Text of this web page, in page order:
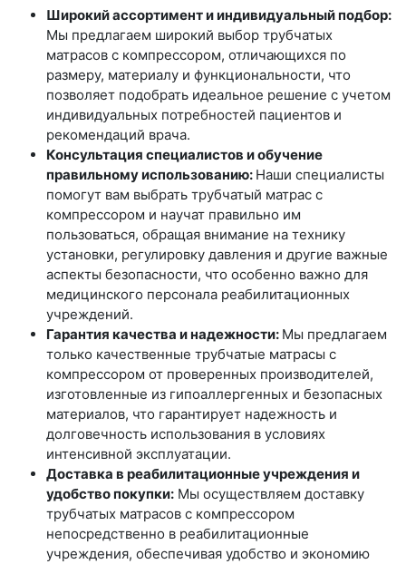
Широкий ассортимент и индивидуальный подбор:
Мы предлагаем широкий выбор трубчатых
матрасов с компрессором, отличающихся по
размеру, материалу и функциональности, что
позволяет подобрать идеальное решение с учетом
индивидуальных потребностей пациентов и
рекомендаций врача.
Консультация специалистов и обучение
правильному использованию: Наши специалисты
помогут вам выбрать трубчатый матрас с
компрессором и научат правильно им
пользоваться, обращая внимание на технику
установки, регулировку давления и другие важные
аспекты безопасности, что особенно важно для
медицинского персонала реабилитационных
учреждений.
Гарантия качества и надежности: Мы предлагаем
только качественные трубчатые матрасы с
компрессором от проверенных производителей,
изготовленные из гипоаллергенных и безопасных
материалов, что гарантирует надежность и
долговечность использования в условиях
интенсивной эксплуатации.
Доставка в реабилитационные учреждения и
удобство покупки: Мы осуществляем доставку
трубчатых матрасов с компрессором
непосредственно в реабилитационные
учреждения, обеспечивая удобство и экономию